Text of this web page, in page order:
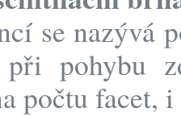
se nazývá
pohybu
počtu facet,